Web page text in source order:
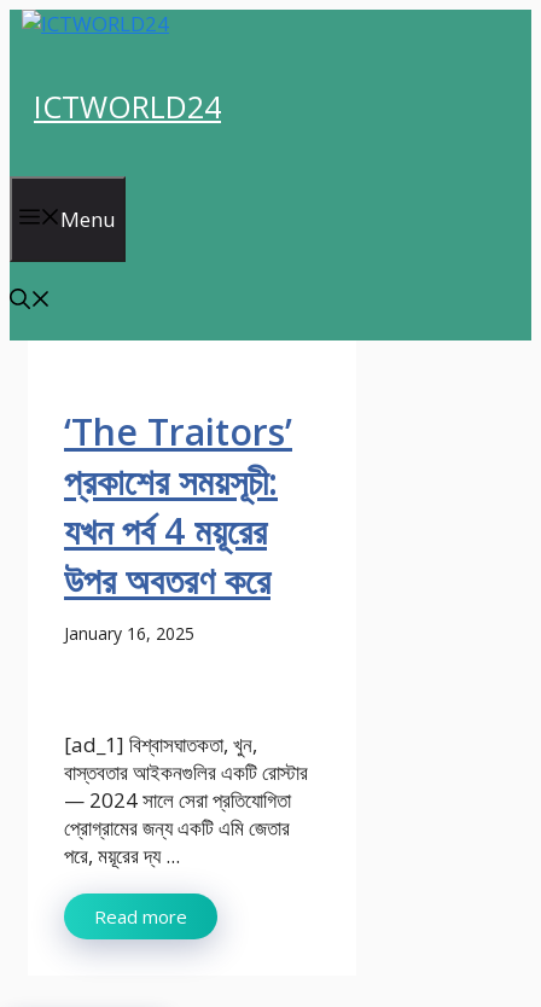
Skip
ICTWORLD24
Menu
‘The Traitors’
প্রকাশের সময়সূচী:
যখন পর্ব 4 ময়ূরের
উপর অবতরণ করে
January 16, 2025
[ad_1] বিশ্বাসঘাতকতা, খুন,
বাস্তবতার আইকনগুলির একটি রোস্টার
— 2024 সালে সেরা প্রতিযোগিতা
প্রোগ্রামের জন্য একটি এমি জেতার
পরে, ময়ূরের দ্য ...
Read more